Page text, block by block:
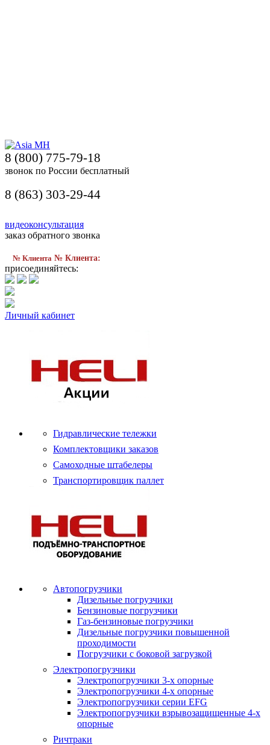
8 (800) 775-79-18
звонок по России бесплатный
8 (863) 303-29-44
видеоконсультация
заказ обратного звонка
№ Клиента № Клиента:
присоединяйтесь:
Личный кабинет
Гидравлические тележки
Комплектовщики заказов
Самоходные штабелеры
Транспортировщик паллет
Автопогрузчики
Дизельные погрузчики
Бензиновые погрузчики
Газ-бензиновые погрузчики
Дизельные погрузчики повышенной
проходимости
Погрузчики с боковой загрузкой
Электропогрузчики
Электропогрузчики 3-х опорные
Электропогрузчики 4-х опорные
Электропогрузчики серии EFG
Электропогрузчики взрывозащищенные 4-х
опорные
Ричтраки